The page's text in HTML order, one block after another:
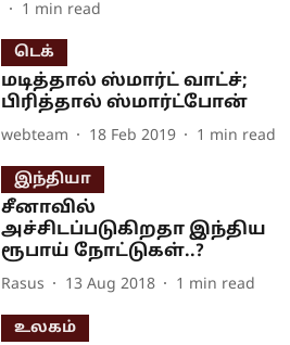
1 min read
டெக்
மடித்தால் ஸ்மார்ட் வாட்ச்;
பிரித்தால் ஸ்மார்ட்போன்
webteam 18 Feb 2019 1 min read
இந்தியா
சீனாவில்
அச்சிடப்படுகிறதா இந்திய
ரூபாய் நோட்டுகள்..?
Rasus 13 Aug 2018 1 min read
உலகம்